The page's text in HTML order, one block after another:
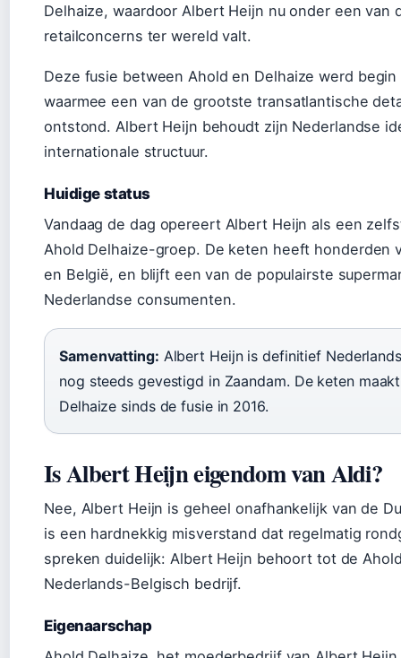
Delhaize, waardoor Albert Heijn nu onder een van
retailconcerns ter wereld valt.
Deze fusie between Ahold en Delhaize werd
waarmee een van de grootste transatlantische
ontstond. Albert Heijn behoudt zijn Nederlandse
internationale structuur.
Huidige status
Vandaag de dag opereert Albert Heijn als een
Ahold Delhaize-groep. De keten heeft honderden
en België, en blijft een van de populairste
Nederlandse consumenten.
Samenvatting: Albert Heijn is definitief
nog steeds gevestigd in Zaandam. De keten
Delhaize sinds de fusie in 2016.
Is Albert Heijn eigendom van Aldi?
Nee, Albert Heijn is geheel onafhankelijk van de
is een hardnekkig misverstand dat regelmatig
spreken duidelijk: Albert Heijn behoort tot de
Nederlands-Belgisch bedrijf.
Eigenaarschap